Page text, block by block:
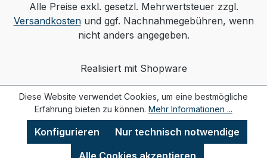
Alle Preise exkl. gesetzl. Mehrwertsteuer zzgl.
Versandkostenund ggf. Nachnahmegebühren, wenn
nicht anders angegeben.
Realisiert mit Shopware
Diese Website verwendet Cookies, um eine bestmögliche
Erfahrung bieten zu können. Mehr Informationen ...
Nur technisch notwendige
Konfigurieren
Alle Cookies akzeptieren